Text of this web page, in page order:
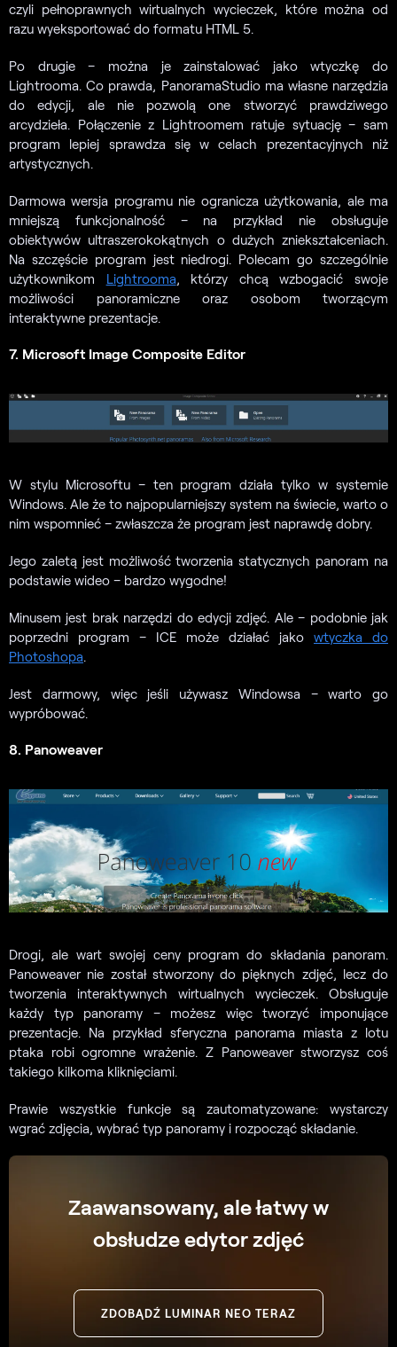
czyli pełnoprawnych wirtualnych wycieczek, które można od
razu wyeksportować do formatu HTML 5.
Po drugie – można je zainstalować jako wtyczkę do
Lightrooma. Co prawda, PanoramaStudio ma własne narzędzia
do edycji, ale nie pozwolą one stworzyć prawdziwego
arcydzieła. Połączenie z Lightroomem ratuje sytuację – sam
program lepiej sprawdza się w celach prezentacyjnych niż
artystycznych.
Darmowa wersja programu nie ogranicza użytkowania, ale ma
mniejszą funkcjonalność – na przykład nie obsługuje
obiektywów ultraszerokokątnych o dużych zniekształceniach.
Na szczęście program jest niedrogi. Polecam go szczególnie
użytkownikom Lightrooma, którzy chcą wzbogacić swoje
możliwości panoramiczne oraz osobom tworzącym
interaktywne prezentacje.
7. Microsoft Image Composite Editor
W stylu Microsoftu – ten program działa tylko w systemie
Windows. Ale że to najpopularniejszy system na świecie, warto o
nim wspomnieć – zwłaszcza że program jest naprawdę dobry.
Jego zaletą jest możliwość tworzenia statycznych panoram na
podstawie wideo – bardzo wygodne!
Minusem jest brak narzędzi do edycji zdjęć. Ale – podobnie jak
poprzedni program – ICE może działać jako wtyczka do
Photoshopa.
Jest darmowy, więc jeśli używasz Windowsa – warto go
wypróbować.
8. Panoweaver
Drogi, ale wart swojej ceny program do składania panoram.
Panoweaver nie został stworzony do pięknych zdjęć, lecz do
tworzenia interaktywnych wirtualnych wycieczek. Obsługuje
każdy typ panoramy – możesz więc tworzyć imponujące
prezentacje. Na przykład sferyczna panorama miasta z lotu
ptaka robi ogromne wrażenie. Z Panoweaver stworzysz coś
takiego kilkoma kliknięciami.
Prawie wszystkie funkcje są zautomatyzowane: wystarczy
wgrać zdjęcia, wybrać typ panoramy i rozpocząć składanie.
Zaawansowany, ale łatwy w
obsłudze edytor zdjęć
ZDOBĄDŹ LUMINAR NEO TERAZ